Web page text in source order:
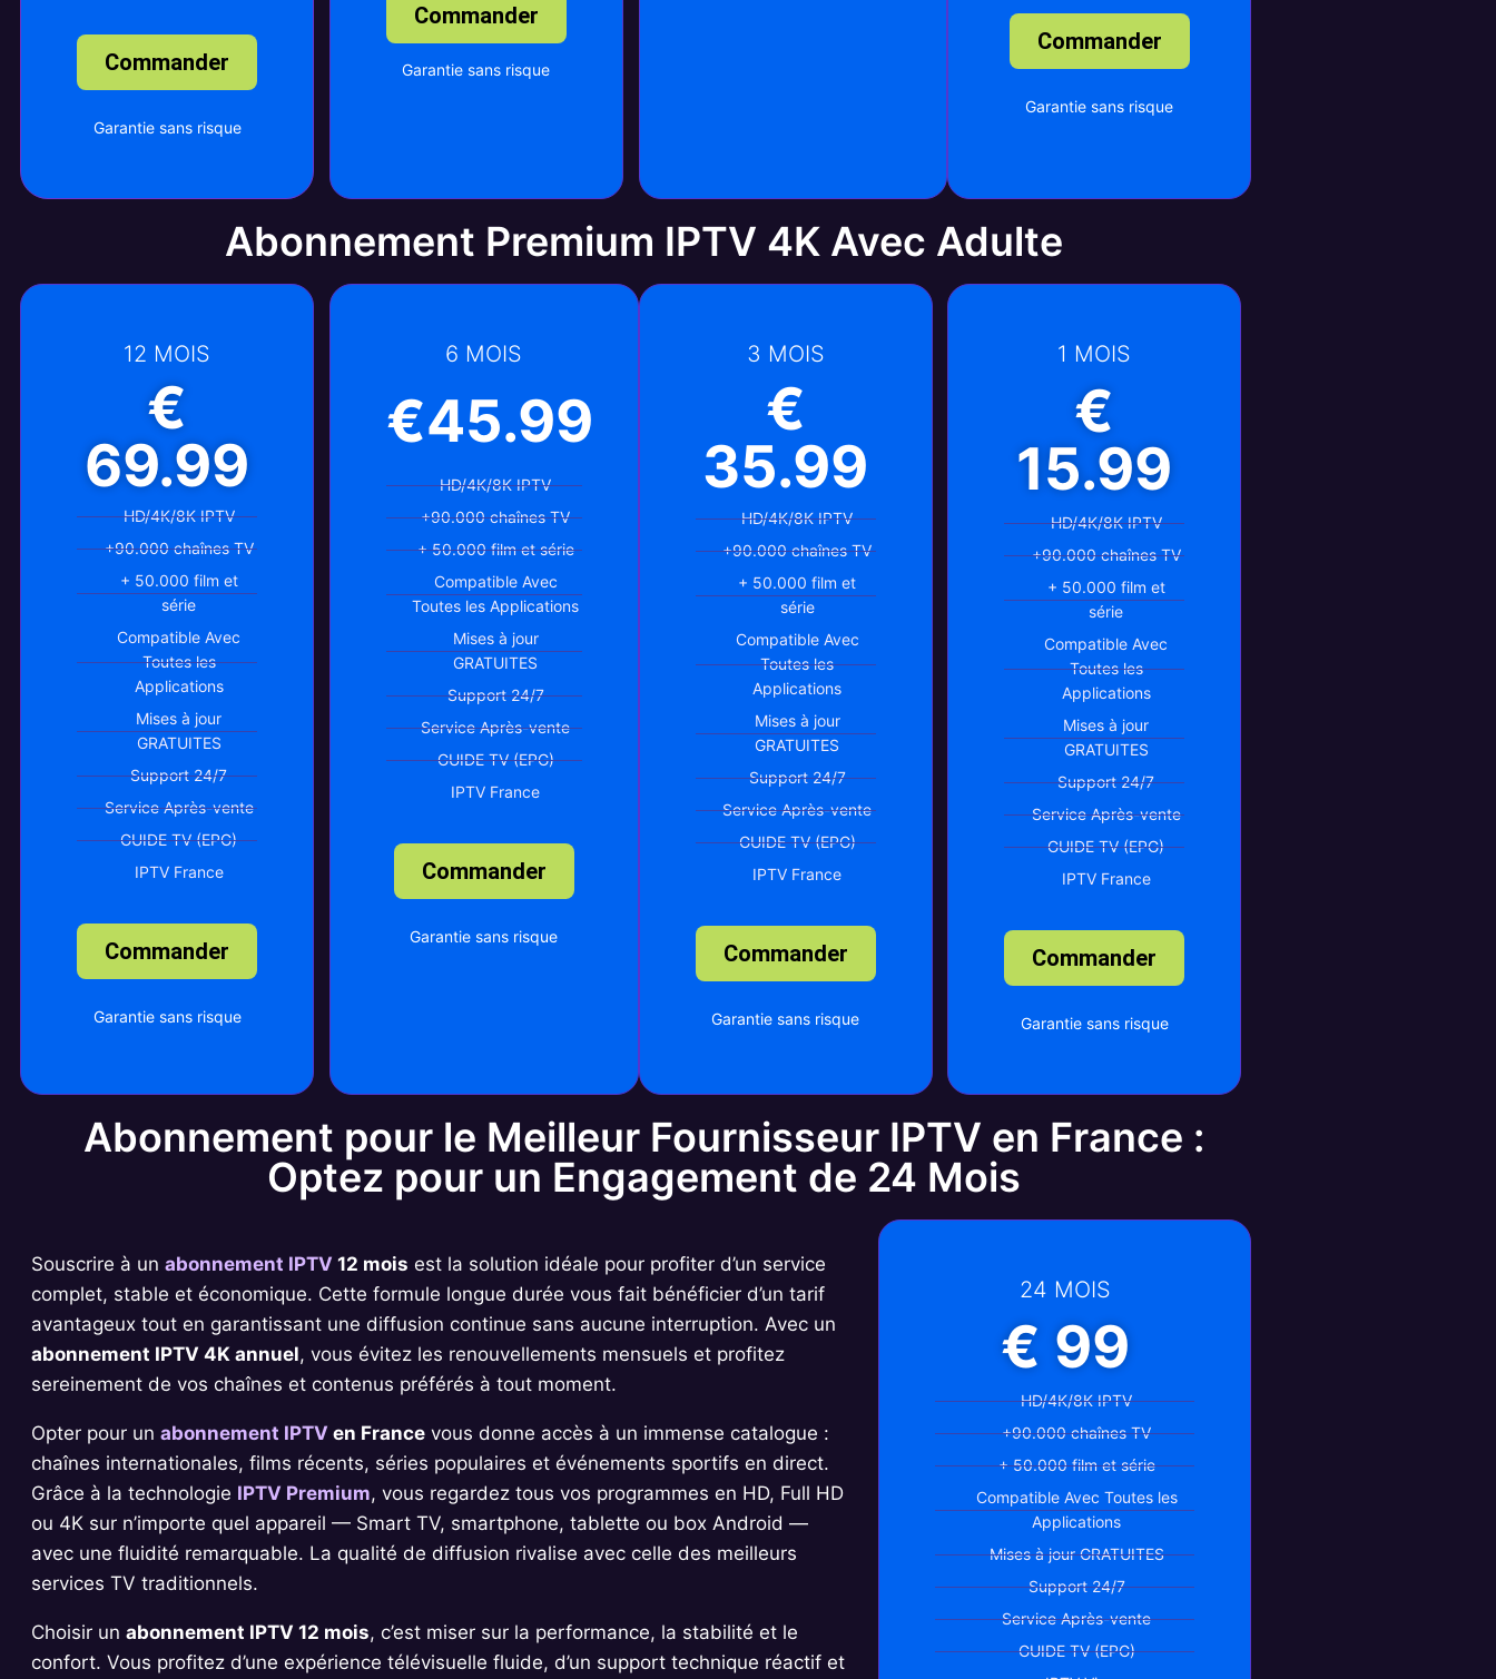
Commander
Garantie sans risque
Commander
Garantie sans risque
Commander
Garantie sans risque
Abonnement Premium IPTV 4K Avec Adulte
12 MOIS
€
69.99
HD/4K/8K IPTV
+90.000 chaînes TV
+ 50.000 film et
série
Compatible Avec
Toutes les
Applications
Mises à jour
GRATUITES
Support 24/7
Service Après-vente
GUIDE TV (EPG)
IPTV France
Commander
Garantie sans risque
6 MOIS
€45.99
HD/4K/8K IPTV
+90.000 chaînes TV
+ 50.000 film et série
Compatible Avec
Toutes les Applications
Mises à jour
GRATUITES
Support 24/7
Service Après-vente
GUIDE TV (EPG)
IPTV France
Commander
Garantie sans risque
3 MOIS
€
35.99
HD/4K/8K IPTV
+90.000 chaînes TV
+ 50.000 film et
série
Compatible Avec
Toutes les
Applications
Mises à jour
GRATUITES
Support 24/7
Service Après-vente
GUIDE TV (EPG)
IPTV France
Commander
Garantie sans risque
1 MOIS
€
15.99
HD/4K/8K IPTV
+90.000 chaînes TV
+ 50.000 film et
série
Compatible Avec
Toutes les
Applications
Mises à jour
GRATUITES
Support 24/7
Service Après-vente
GUIDE TV (EPG)
IPTV France
Commander
Garantie sans risque
Abonnement pour le Meilleur Fournisseur IPTV en France :
Optez pour un Engagement de 24 Mois
Souscrire à un abonnement IPTV 12 mois est la solution idéale pour profiter d’un service
complet, stable et économique. Cette formule longue durée vous fait bénéficier d’un tarif
avantageux tout en garantissant une diffusion continue sans aucune interruption. Avec un
abonnement IPTV 4K annuel, vous évitez les renouvellements mensuels et profitez
sereinement de vos chaînes et contenus préférés à tout moment.
Opter pour un abonnement IPTV en France vous donne accès à un immense catalogue :
chaînes internationales, films récents, séries populaires et événements sportifs en direct.
Grâce à la technologie IPTV Premium, vous regardez tous vos programmes en HD, Full HD
ou 4K sur n’importe quel appareil — Smart TV, smartphone, tablette ou box Android —
avec une fluidité remarquable. La qualité de diffusion rivalise avec celle des meilleurs
services TV traditionnels.
Choisir un abonnement IPTV 12 mois, c’est miser sur la performance, la stabilité et le
confort. Vous profitez d’une expérience télévisuelle fluide, d’un support technique réactif et
24 MOIS
€ 99
HD/4K/8K IPTV
+90.000 chaînes TV
+ 50.000 film et série
Compatible Avec Toutes les
Applications
Mises à jour GRATUITES
Support 24/7
Service Après-vente
GUIDE TV (EPG)